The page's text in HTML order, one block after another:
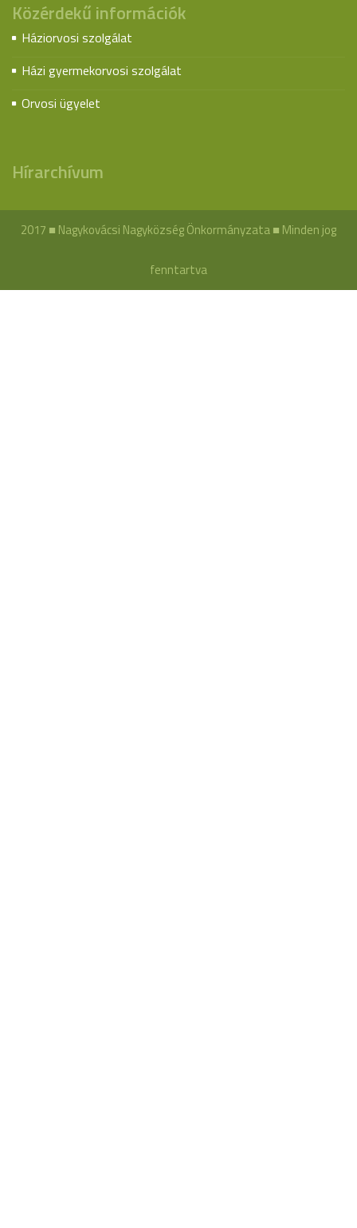
Közérdekű információk
Háziorvosi szolgálat
Házi gyermekorvosi szolgálat
Orvosi ügyelet
Hírarchívum
2017 ■ Nagykovácsi Nagyközség Önkormányzata ■ Minden jog
fenntartva